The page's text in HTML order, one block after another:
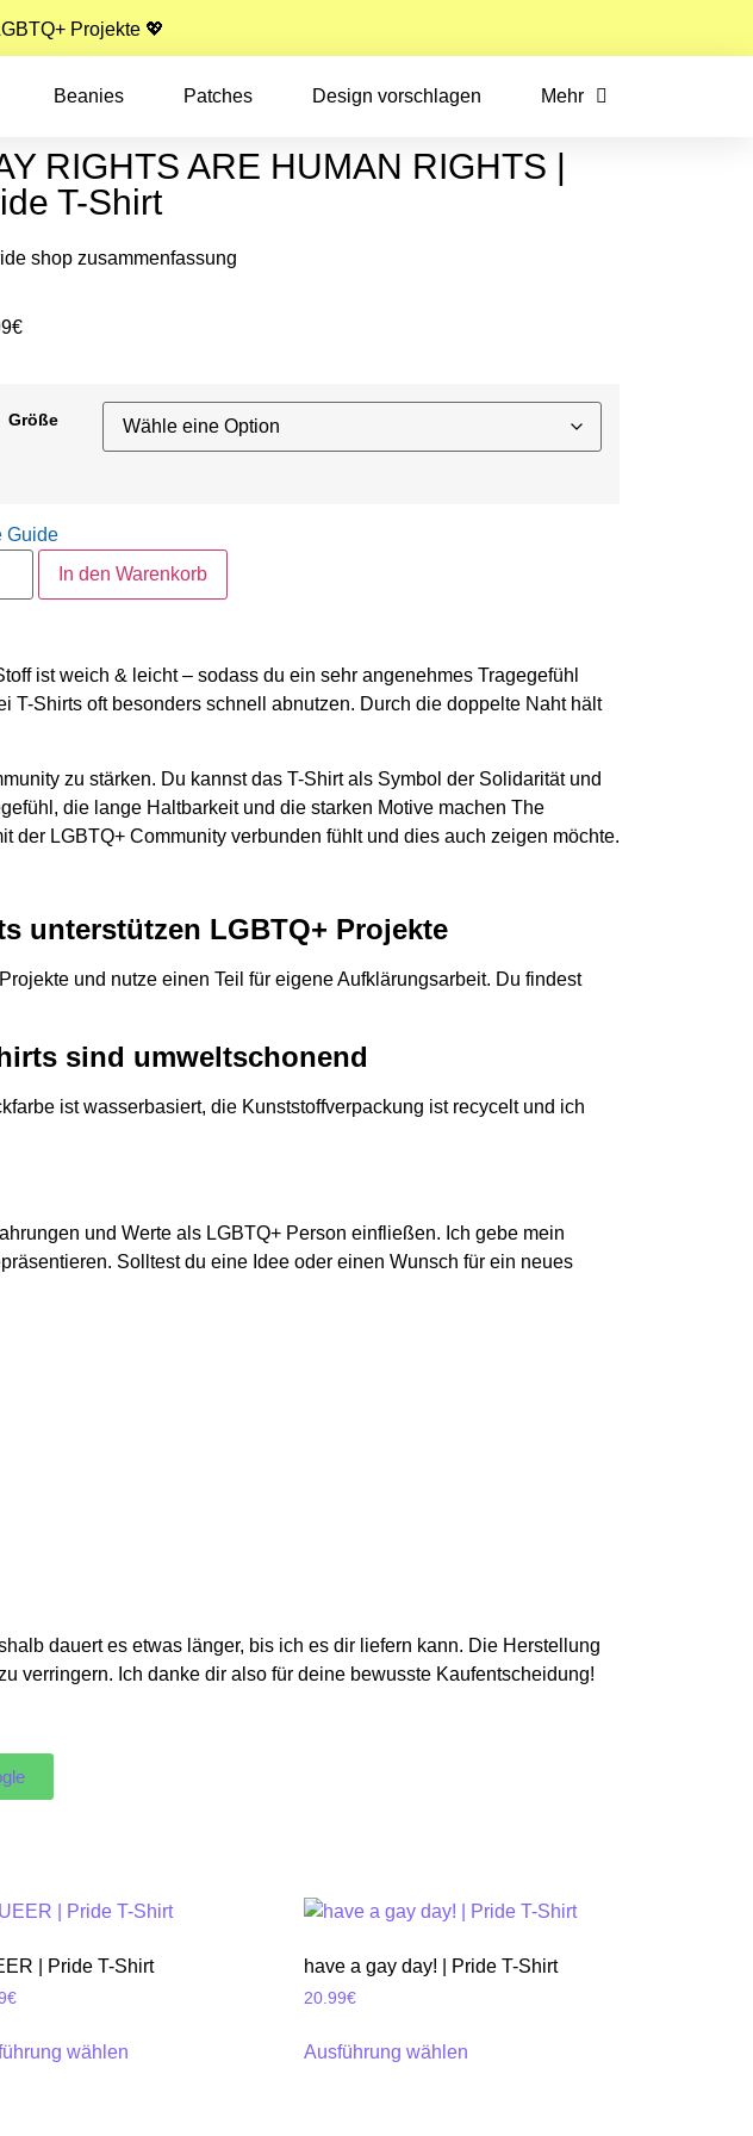
Projekte 💖
Beanies Patches Design vorschlagen Mehr
RIGHTS ARE HUMAN RIGHTS |
T-Shirt
€
Größe
Guide
In den Warenkorb
ist weich & leicht – sodass du ein sehr angenehmes Tragegefühl
Shirts oft besonders schnell abnutzen. Durch die doppelte Naht hält
zu stärken. Du kannst das T-Shirt als Symbol der Solidarität und
die lange Haltbarkeit und die starken Motive machen The
LGBTQ+ Community verbunden fühlt und dies auch zeigen möchte.
unterstützen LGBTQ+ Projekte
und nutze einen Teil für eigene Aufklärungsarbeit. Du findest
sind umweltschonend
ist wasserbasiert, die Kunststoffverpackung ist recycelt und ich
und Werte als LGBTQ+ Person einfließen. Ich gebe mein
Solltest du eine Idee oder einen Wunsch für ein neues
dauert es etwas länger, bis ich es dir liefern kann. Die Herstellung
verringern. Ich danke dir also für deine bewusste Kaufentscheidung!
| Pride T-Shirt
€
wählen
have a gay day! | Pride T-Shirt
20.99€
Ausführung wählen